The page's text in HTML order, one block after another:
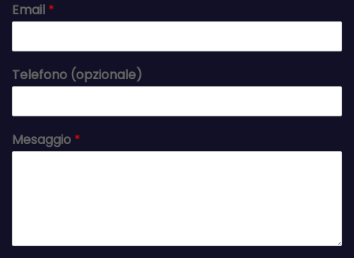
Email *
Telefono (opzionale)
Mesaggio *